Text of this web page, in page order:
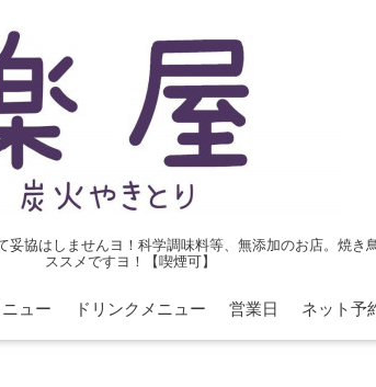
協はしませんヨ！科学調味料等、無添加のお店。焼き
ススメですヨ！【喫煙可】
ュー ドリンクメニュー 営業日 ネット予